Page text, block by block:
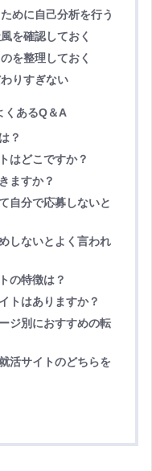
めに自己分析を行う
を確認しておく
を整理しておく
りすぎない
くあるQ＆A
？
はどこですか？
ますか？
自分で応募しないと
しないとよく言われ
の特徴は？
トはありますか？
ジ別におすすめの転
活サイトのどちらを